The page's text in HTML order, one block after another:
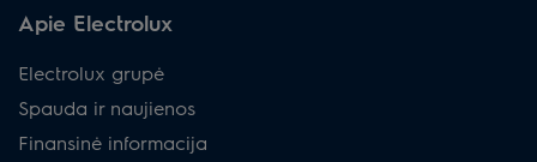
Apie Electrolux
Electrolux grupė
Spauda ir naujienos
Finansinė informacija